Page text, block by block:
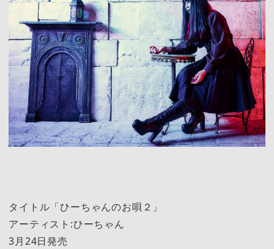
タイトル「ひーちゃんのお唄２」
アーティスト:ひーちゃん
3月24日発売